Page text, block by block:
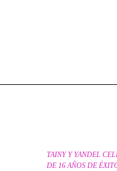
TAINY Y YANDEL
DE 16 AÑOS DE